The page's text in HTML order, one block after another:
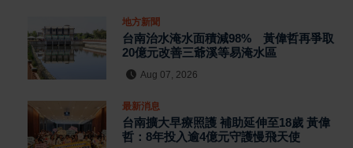
地方新聞
台南治水淹水面積減98% 黃偉哲再爭取
20億元改善三爺溪等易淹水區
Aug 07, 2026
最新消息
台南擴大早療照護 補助延伸至18歲 黃偉
哲：8年投入逾4億元守護慢飛天使